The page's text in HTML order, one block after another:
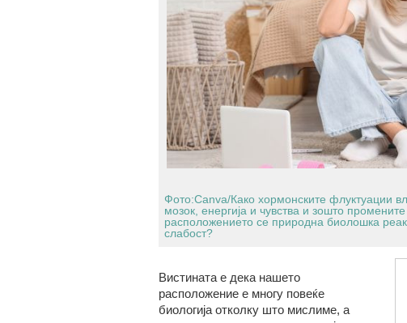
Фото:Canva/Како хормонските флуктуации
мозок, енергија и чувства и зошто
расположението се природна биолошка
слабост?
Вистината е дека нашето
расположение е многу повеќе
биологија отколку што мислиме, а